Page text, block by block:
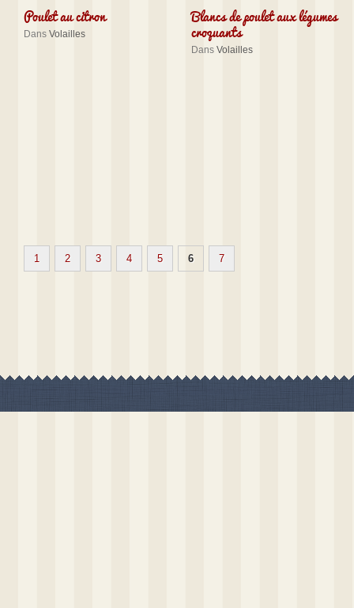
Poulet au citron
Dans Volailles
Blancs de poulet aux légumes
croquants
Dans Volailles
1 2 3 4 5 6 7